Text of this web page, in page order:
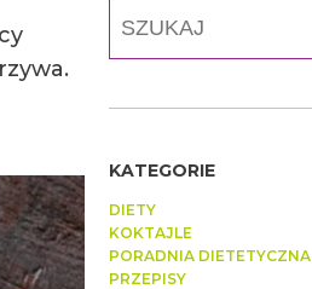
KATEGORIE
DIETY
KOKTAJLE
PORADNIA DIETETYCZNA
PRZEPISY